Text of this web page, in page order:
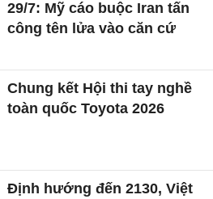
29/7: Mỹ cáo buộc Iran tấn
công tên lửa vào căn cứ
Chung kết Hội thi tay nghề
toàn quốc Toyota 2026
Định hướng đến 2130, Việt